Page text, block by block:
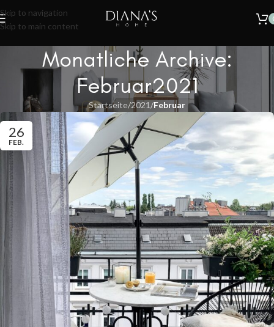
Skip to navigation
Skip to main content
🔥 SOMMER SALE – 30% RABATT AUF ALLE TEPPICHE!
Zeit.
Monatliche Archive:
Februar2021
Startseite/2021/Februar
26
FEB.